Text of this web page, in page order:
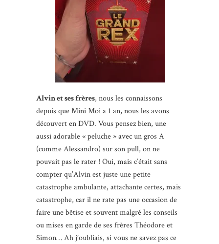
Alvin et ses frères, nous les connaissons
depuis que Mini Moi a 1 an, nous les avons
découvert en DVD. Vous pensez bien, une
aussi adorable « peluche » avec un gros A
(comme Alessandro) sur son pull, on ne
pouvait pas le rater ! Oui, mais c’était sans
compter qu’Alvin est juste une petite
catastrophe ambulante, attachante certes, mais
catastrophe, car il ne rate pas une occasion de
faire une bêtise et souvent malgré les conseils
ou mises en garde de ses frères Théodore et
Simon… Ah j’oubliais, si vous ne savez pas ce